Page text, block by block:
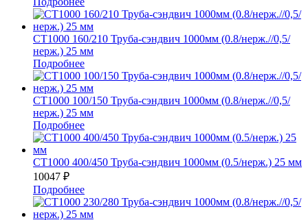
СТ1000 160/210 Труба-сэндвич 1000мм (0.8/нерж.//0,5/
нерж.) 25 мм
Подробнее
СТ1000 100/150 Труба-сэндвич 1000мм (0.8/нерж.//0,5/
нерж.) 25 мм
Подробнее
СТ1000 400/450 Труба-сэндвич 1000мм (0.5/нерж.) 25 мм
10047 ₽
Подробнее